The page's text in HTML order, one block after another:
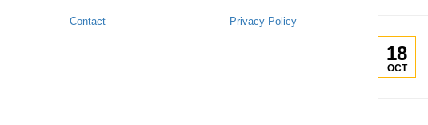
Contact Privacy Policy
18
OCT